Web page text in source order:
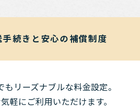
続きと安心の補償制度
もリーズナブルな料金設定。
軽にご利用いただけます。